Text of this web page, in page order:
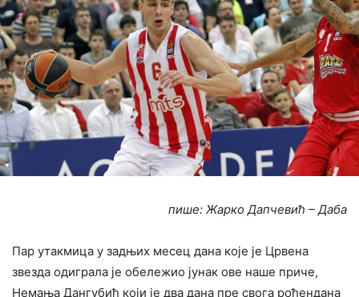
пише: Жарко Дапчевић – Даба
Пар утакмица у задњих месец дана које је Црвена
звезда одиграла је обележио јунак ове наше приче,
Немања Дангубић који је два дана пре свога рођендана